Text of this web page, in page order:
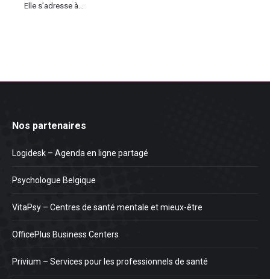
Elle s’adresse à...
Nos partenaires
Logidesk – Agenda en ligne partagé
Psychologue Belgique
VitaPsy – Centres de santé mentale et mieux-être
OfficePlus Business Centers
Privium – Services pour les professionnels de santé